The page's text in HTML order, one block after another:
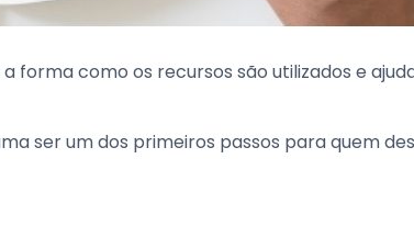
forma como os recursos são utilizados e
ser um dos primeiros passos para quem